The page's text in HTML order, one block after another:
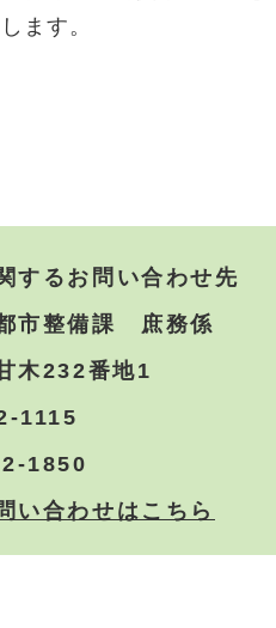
ます。
するお問い合わせ先
市整備課 庶務係
木232番地1
1115
1850
い合わせはこちら